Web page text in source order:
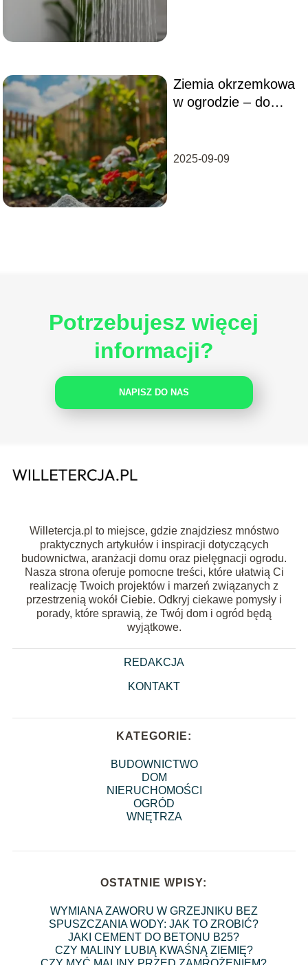
Ziemia okrzemkowa
w ogrodzie – do
2025-09-09
Potrzebujesz więcej
informacji?
NAPISZ DO NAS
Willetercja.pl to miejsce, gdzie znajdziesz mnóstwo
praktycznych artykułów i inspiracji dotyczących
budownictwa, aranżacji domu oraz pielęgnacji ogrodu.
Nasza strona oferuje pomocne treści, które ułatwią Ci
realizację Twoich projektów i marzeń związanych z
przestrzenią wokół Ciebie. Odkryj ciekawe pomysły i
porady, które sprawią, że Twój dom i ogród będą
wyjątkowe.
REDAKCJA
KONTAKT
KATEGORIE:
BUDOWNICTWO
DOM
NIERUCHOMOŚCI
OGRÓD
WNĘTRZA
OSTATNIE WPISY:
WYMIANA ZAWORU W GRZEJNIKU BEZ
SPUSZCZANIA WODY: JAK TO ZROBIĆ?
JAKI CEMENT DO BETONU B25?
CZY MALINY LUBIĄ KWAŚNĄ ZIEMIĘ?